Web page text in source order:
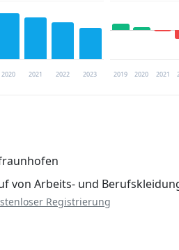
2020 2021 2022 2023 2019 2020 2021
von Arbeits- und
Registrierung